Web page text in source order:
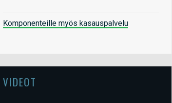
Komponenteille myös kasauspalvelu
VIDEOT